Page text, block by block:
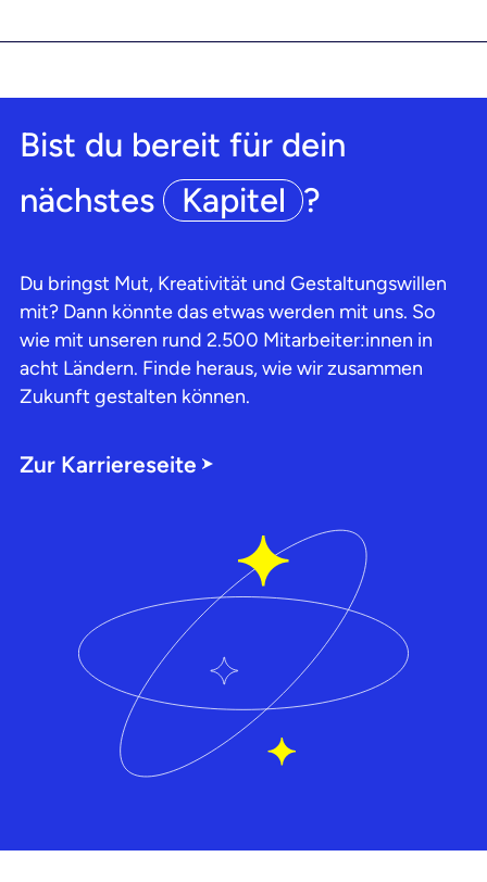
Bist du bereit für dein
nächstes
Kapitel ?
Du bringst Mut, Kreativität und Gestaltungswillen
mit? Dann könnte das etwas werden mit uns. So
wie mit unseren rund 2.500 Mitarbeiter:innen in
acht Ländern. Finde heraus, wie wir zusammen
Zukunft gestalten können.
Zur Karriereseite